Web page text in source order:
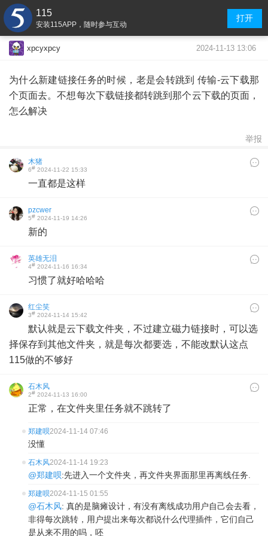
115
安装115APP，随时参与互动
打开
xpcyxpcy 2024-11-13 13:06
为什么新建链接任务的时候，老是会转跳到 传输-云下载那
个页面去。不想每次下载链接都转跳到那个云下载的页面，
怎么解决
举报
木猪
6# 2024-11-22 15:33
一直都是这样
pzcwer
5# 2024-11-19 14:26
新的
英雄无泪
4# 2024-11-16 16:34
习惯了就好哈哈哈
红尘笑
3# 2024-11-14 15:42
默认就是云下载文件夹，不过建立磁力链接时，可以选
择保存到其他文件夹，就是每次都要选，不能改默认这点
115做的不够好
石木风
2# 2024-11-13 16:00
正常，在文件夹里任务就不跳转了
郑建呗2024-11-14 07:46
没懂
石木风2024-11-14 19:23
@郑建呗:先进入一个文件夹，再文件夹界面那里再离线任务.
郑建呗2024-11-15 01:55
@石木风: 真的是脑瘫设计，有没有离线成功用户自己会去看，
非得每次跳转，用户提出来每次都说什么代理插件，它们自己
是从来不用的吗，呸